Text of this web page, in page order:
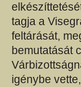
tagja a
feltárását,
bemutatását
igénybe